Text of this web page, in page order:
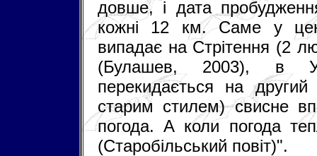
довше, і дата
кожні 12 км. Саме у
випадає на Стрітення (2
(Булашев, 2003), в
перекидається на
старим стилем) свисне
погода. А коли погода
(Старобільський повіт)".